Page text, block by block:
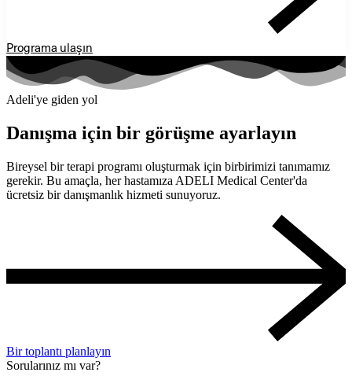
Programa ulaşın
Adeli'ye giden yol
Danışma için bir görüşme ayarlayın
Bireysel bir terapi programı oluşturmak için birbirimizi tanımamız
gerekir. Bu amaçla, her hastamıza ADELI Medical Center'da
ücretsiz bir danışmanlık hizmeti sunuyoruz.
Bir toplantı planlayın
Sorularınız mı var?